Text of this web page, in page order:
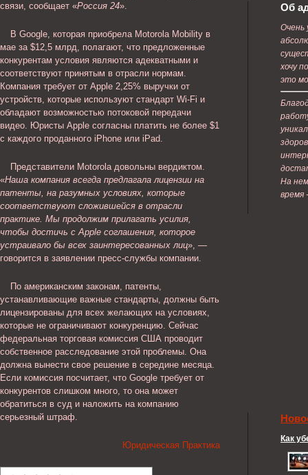
связи, сообщает «Россия 24».
В Google, которая приобрела Motorola Mobility в
мае за $12,5 млрд, полагают, что предложенные
конкурентам условия являются адекватными и
соответствуют принятым в отрасли нормам.
Компания требует от Apple 2,25% выручки от
устройств, которые используют стандарт Wi-Fi и
обладают возможностью потоковой передачи
видео. Юристы Apple согласны платить не более $1
с каждого проданного iPhone или iPad.
Представители Motorola довольны вердиктом.
«Наша компания всегда предлагала лицензии на
патенты, на разумных условиях, которые
соответствуют сложившейся в отрасли
практике. Мы продолжим прилагать усилия,
чтобы достичь с Apple соглашения, которое
устраивало бы всех заинтересованных лиц», —
говорится в заявлении пресс-службы компании.
По американским законам, патенты,
устанавливающие важные стандарты, должны быть
лицензированы для всех желающих на условиях,
которые не ограничивают конкуренцию. Сейчас
федеральная торговая комиссия США проводит
собственное расследование этой проблемы. Она
должна вынести свое решение в середине месяца.
Если комиссия посчитает, что Google требует от
конкурентов слишком много, то она может
обратиться в суд и наложить на компанию
серьезный штраф.
Юридическая Практика
Об
Очень
хочу
это
На
время
Как